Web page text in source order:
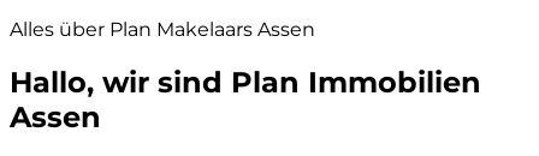
Alles über Plan Makelaars Assen
Hallo, wir sind Plan Immobilien
Assen